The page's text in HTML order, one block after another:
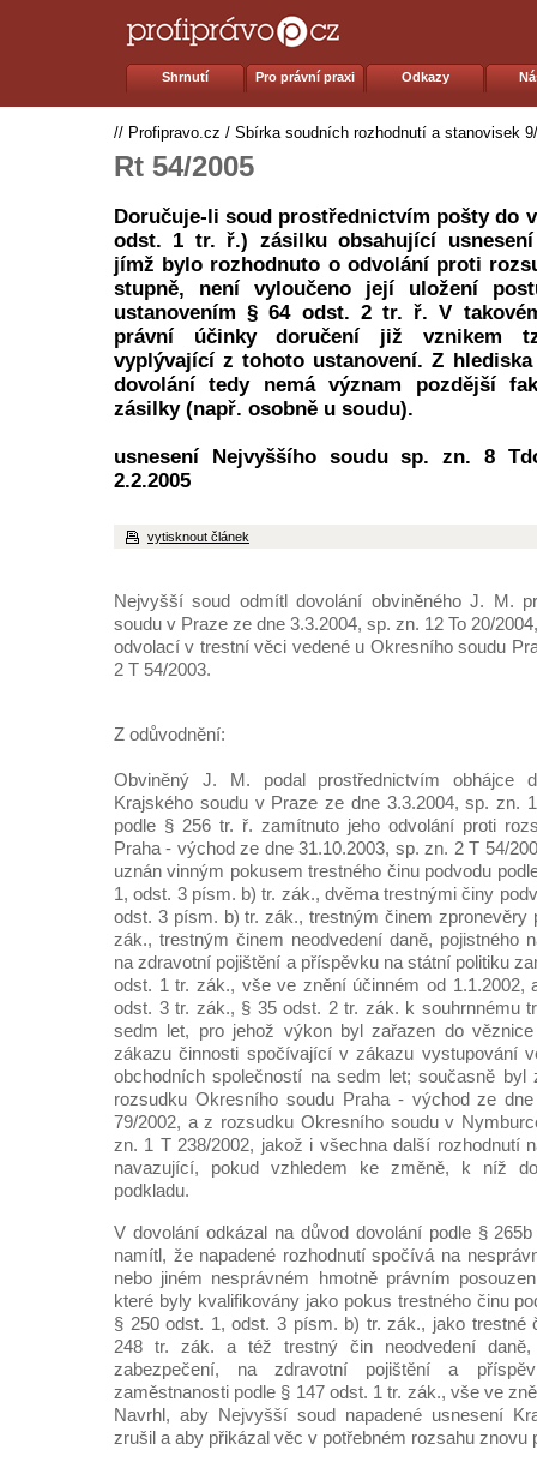
Shrnutí Pro právní praxi Odkazy
// Profipravo.cz / Sbírka soudních rozhodnutí a stanovisek
Rt 54/2005
Doručuje-li soud prostřednictvím pošty do
odst. 1 tr. ř.) zásilku obsahující
jímž bylo rozhodnuto o odvolání proti
stupně, není vyloučeno její uložení
ustanovením § 64 odst. 2 tr. ř. V
právní účinky doručení již vznikem
vyplývající z tohoto ustanovení. Z
dovolání tedy nemá význam pozdější
zásilky (např. osobně u soudu).
usnesení Nejvyššího soudu sp. zn. 8
2.2.2005
vytisknout článek
Nejvyšší soud odmítl dovolání obviněného J. M.
soudu v Praze ze dne 3.3.2004, sp. zn. 12 To 20/
odvolací v trestní věci vedené u Okresního soudu
2 T 54/2003.
Z odůvodnění:
Obviněný J. M. podal prostřednictvím obhájce
Krajského soudu v Praze ze dne 3.3.2004, sp. zn.
podle § 256 tr. ř. zamítnuto jeho odvolání proti
Praha - východ ze dne 31.10.2003, sp. zn. 2 T 54/
uznán vinným pokusem trestného činu podvodu
1, odst. 3 písm. b) tr. zák., dvěma trestnými činy
odst. 3 písm. b) tr. zák., trestným činem zpronevěry
zák., trestným činem neodvedení daně, pojistného
na zdravotní pojištění a příspěvku na státní politiku
odst. 1 tr. zák., vše ve znění účinném od 1.1.2002,
odst. 3 tr. zák., § 35 odst. 2 tr. zák. k souhrnnému
sedm let, pro jehož výkon byl zařazen do
zákazu činnosti spočívající v zákazu vystupování
obchodních společností na sedm let; současně
rozsudku Okresního soudu Praha - východ ze
79/2002, a z rozsudku Okresního soudu v
zn. 1 T 238/2002, jakož i všechna další rozhodnutí
navazující, pokud vzhledem ke změně, k níž
podkladu.
V dovolání odkázal na důvod dovolání podle §
namítl, že napadené rozhodnutí spočívá na
nebo jiném nesprávném hmotně právním
které byly kvalifikovány jako pokus trestného činu
§ 250 odst. 1, odst. 3 písm. b) tr. zák., jako trestné
248 tr. zák. a též trestný čin neodvedení daně,
zabezpečení, na zdravotní pojištění a
zaměstnanosti podle § 147 odst. 1 tr. zák., vše ve
Navrhl, aby Nejvyšší soud napadené usnesení
zrušil a aby přikázal věc v potřebném rozsahu znovu